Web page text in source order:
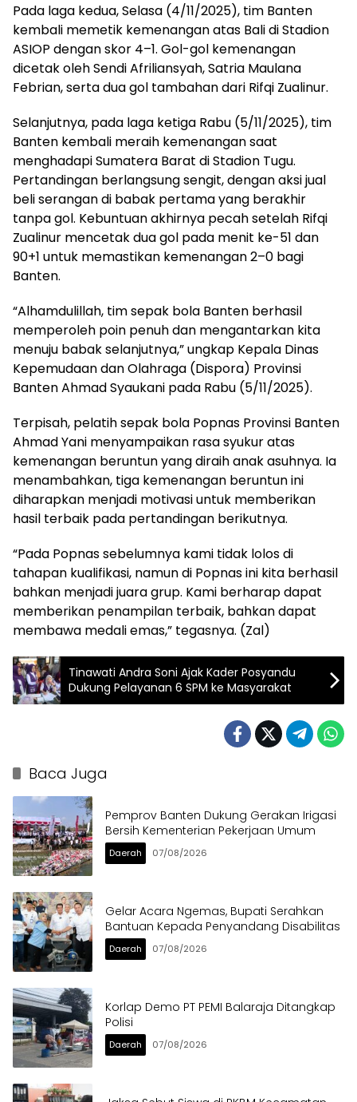
Pada laga kedua, Selasa (4/11/2025), tim Banten
kembali memetik kemenangan atas Bali di Stadion
ASIOP dengan skor 4–1. Gol-gol kemenangan
dicetak oleh Sendi Afriliansyah, Satria Maulana
Febrian, serta dua gol tambahan dari Rifqi Zualinur.
Selanjutnya, pada laga ketiga Rabu (5/11/2025), tim
Banten kembali meraih kemenangan saat
menghadapi Sumatera Barat di Stadion Tugu.
Pertandingan berlangsung sengit, dengan aksi jual
beli serangan di babak pertama yang berakhir
tanpa gol. Kebuntuan akhirnya pecah setelah Rifqi
Zualinur mencetak dua gol pada menit ke-51 dan
90+1 untuk memastikan kemenangan 2–0 bagi
Banten.
“Alhamdulillah, tim sepak bola Banten berhasil
memperoleh poin penuh dan mengantarkan kita
menuju babak selanjutnya,” ungkap Kepala Dinas
Kepemudaan dan Olahraga (Dispora) Provinsi
Banten Ahmad Syaukani pada Rabu (5/11/2025).
Terpisah, pelatih sepak bola Popnas Provinsi Banten
Ahmad Yani menyampaikan rasa syukur atas
kemenangan beruntun yang diraih anak asuhnya. Ia
menambahkan, tiga kemenangan beruntun ini
diharapkan menjadi motivasi untuk memberikan
hasil terbaik pada pertandingan berikutnya.
“Pada Popnas sebelumnya kami tidak lolos di
tahapan kualifikasi, namun di Popnas ini kita berhasil
bahkan menjadi juara grup. Kami berharap dapat
memberikan penampilan terbaik, bahkan dapat
membawa medali emas,” tegasnya. (Zal)
Tinawati Andra Soni Ajak Kader Posyandu
Dukung Pelayanan 6 SPM ke Masyarakat
Baca Juga
Pemprov Banten Dukung Gerakan Irigasi
Bersih Kementerian Pekerjaan Umum
Daerah 07/08/2026
Gelar Acara Ngemas, Bupati Serahkan
Bantuan Kepada Penyandang Disabilitas
Daerah 07/08/2026
Korlap Demo PT PEMI Balaraja Ditangkap
Polisi
Daerah 07/08/2026